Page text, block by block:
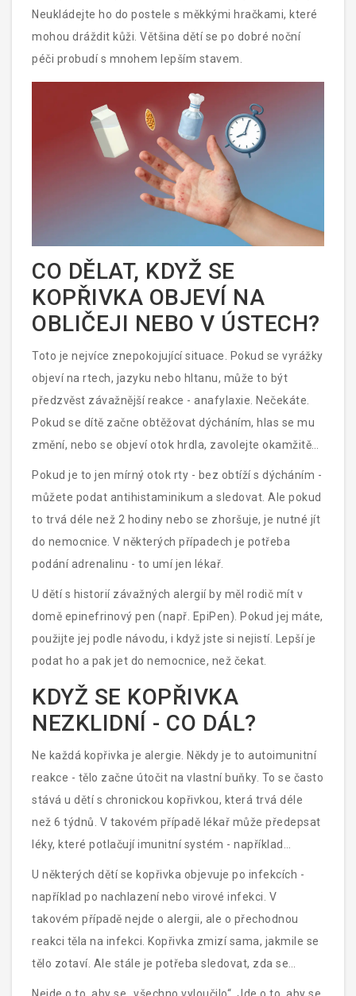
Neukládejte ho do postele s měkkými hračkami, které
mohou dráždit kůži. Většina dětí se po dobré noční
péči probudí s mnohem lepším stavem.
CO DĚLAT, KDYŽ SE
KOPŘIVKA OBJEVÍ NA
OBLIČEJI NEBO V ÚSTECH?
Toto je nejvíce znepokojující situace. Pokud se vyrážky
objeví na rtech, jazyku nebo hltanu, může to být
předzvěst závažnější reakce - anafylaxie. Nečekáte.
Pokud se dítě začne obtěžovat dýcháním, hlas se mu
změní, nebo se objeví otok hrdla, zavolejte okamžitě
záchrannou službu.
Pokud je to jen mírný otok rty - bez obtíží s dýcháním -
můžete podat antihistaminikum a sledovat. Ale pokud
to trvá déle než 2 hodiny nebo se zhoršuje, je nutné jít
do nemocnice. V některých případech je potřeba
podání adrenalinu - to umí jen lékař.
U dětí s historií závažných alergií by měl rodič mít v
domě epinefrinový pen (např. EpiPen). Pokud jej máte,
použijte jej podle návodu, i když jste si nejistí. Lepší je
podat ho a pak jet do nemocnice, než čekat.
KDYŽ SE KOPŘIVKA
NEZKLIDNÍ - CO DÁL?
Ne každá kopřivka je alergie. Někdy je to autoimunitní
reakce - tělo začne útočit na vlastní buňky. To se často
stává u dětí s chronickou kopřivkou, která trvá déle
než 6 týdnů. V takovém případě lékař může předepsat
léky, které potlačují imunitní systém - například
omalizumab. To není běžné, ale je možné.
U některých dětí se kopřivka objevuje po infekcích -
například po nachlazení nebo virové infekci. V
takovém případě nejde o alergii, ale o přechodnou
reakci těla na infekci. Kopřivka zmizí sama, jakmile se
tělo zotaví. Ale stále je potřeba sledovat, zda se
neobjeví další příznaky - jako horečka, bolest kloubů